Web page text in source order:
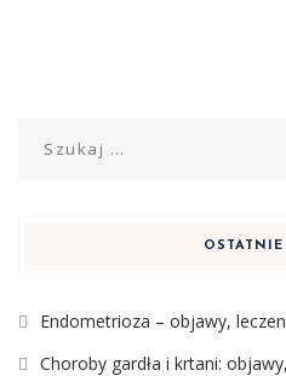
Endometrioza – objawy,
Choroby gardła i krtani: